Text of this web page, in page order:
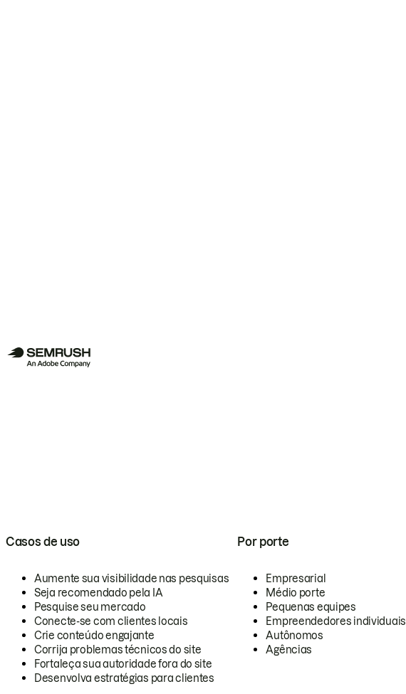
Casos de uso
Aumente sua visibilidade nas pesquisas
Seja recomendado pela IA
Pesquise seu mercado
Conecte-se com clientes locais
Crie conteúdo engajante
Corrija problemas técnicos do site
Fortaleça sua autoridade fora do site
Desenvolva estratégias para clientes
Por porte
Empresarial
Médio porte
Pequenas equipes
Empreendedores individuais
Autônomos
Agências